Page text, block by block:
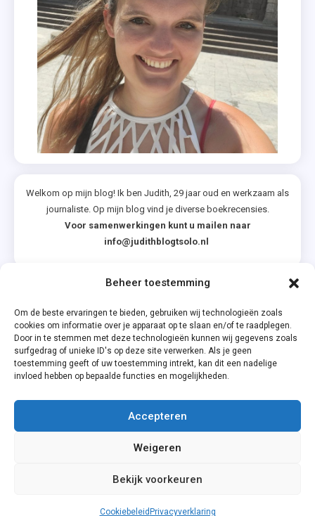
Beheer toestemming
Om de beste ervaringen te bieden, gebruiken wij technologieën zoals
cookies om informatie over je apparaat op te slaan en/of te raadplegen.
Door in te stemmen met deze technologieën kunnen wij gegevens zoals
surfgedrag of unieke ID's op deze site verwerken. Als je geen
toestemming geeft of uw toestemming intrekt, kan dit een nadelige
invloed hebben op bepaalde functies en mogelijkheden.
Accepteren
Weigeren
Bekijk voorkeuren
Cookiebeleid Privacyverklaring
Welkom op mijn blog! Ik ben Judith, 29 jaar oud en werkzaam als
journaliste. Op mijn blog vind je diverse boekrecensies.
Voor samenwerkingen kunt u mailen naar
info@judithblogtsolo.nl
Privacyverklaring